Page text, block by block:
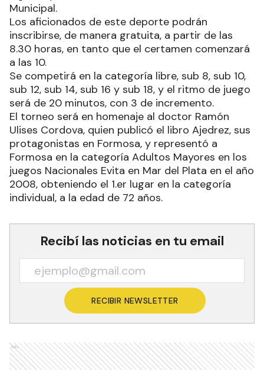
Municipal.
Los aficionados de este deporte podrán
inscribirse, de manera gratuita, a partir de las
8.30 horas, en tanto que el certamen comenzará
a las 10.
Se competirá en la categoría libre, sub 8, sub 10,
sub 12, sub 14, sub 16 y sub 18, y el ritmo de juego
será de 20 minutos, con 3 de incremento.
El torneo será en homenaje al doctor Ramón
Ulises Cordova, quien publicó el libro Ajedrez, sus
protagonistas en Formosa, y representó a
Formosa en la categoría Adultos Mayores en los
juegos Nacionales Evita en Mar del Plata en el año
2008, obteniendo el 1.er lugar en la categoría
individual, a la edad de 72 años.
Recibí las noticias en tu email
RECIBIR NEWSLETTER
Ads